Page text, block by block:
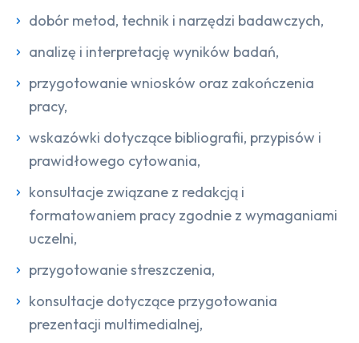
dobór metod, technik i narzędzi badawczych,
analizę i interpretację wyników badań,
przygotowanie wniosków oraz zakończenia
pracy,
wskazówki dotyczące bibliografii, przypisów i
prawidłowego cytowania,
konsultacje związane z redakcją i
formatowaniem pracy zgodnie z wymaganiami
uczelni,
przygotowanie streszczenia,
konsultacje dotyczące przygotowania
prezentacji multimedialnej,